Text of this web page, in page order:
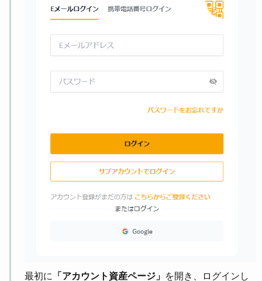
最初に 「アカウント資産ページ」 を開き、ログインし